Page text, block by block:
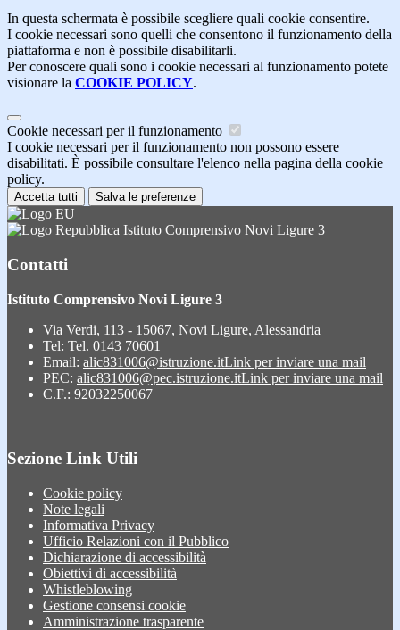
In questa schermata è possibile scegliere quali cookie consentire.
I cookie necessari sono quelli che consentono il funzionamento della
piattaforma e non è possibile disabilitarli.
Per conoscere quali sono i cookie necessari al funzionamento potete
visionare la COOKIE POLICY.
Cookie necessari per il funzionamento
I cookie necessari per il funzionamento non possono essere
disabilitati. È possibile consultare l'elenco nella pagina della cookie
policy.
Accetta tutti Salva le preferenze
Istituto Comprensivo Novi Ligure 3
Contatti
Istituto Comprensivo Novi Ligure 3
Via Verdi, 113 - 15067, Novi Ligure, Alessandria
Tel: Tel. 0143 70601
Email: alic831006@istruzione.itLink per inviare una mail
PEC: alic831006@pec.istruzione.itLink per inviare una mail
C.F.: 92032250067
Sezione Link Utili
Cookie policy
Note legali
Informativa Privacy
Ufficio Relazioni con il Pubblico
Dichiarazione di accessibilità
Obiettivi di accessibilità
Whistleblowing
Gestione consensi cookie
Amministrazione trasparente